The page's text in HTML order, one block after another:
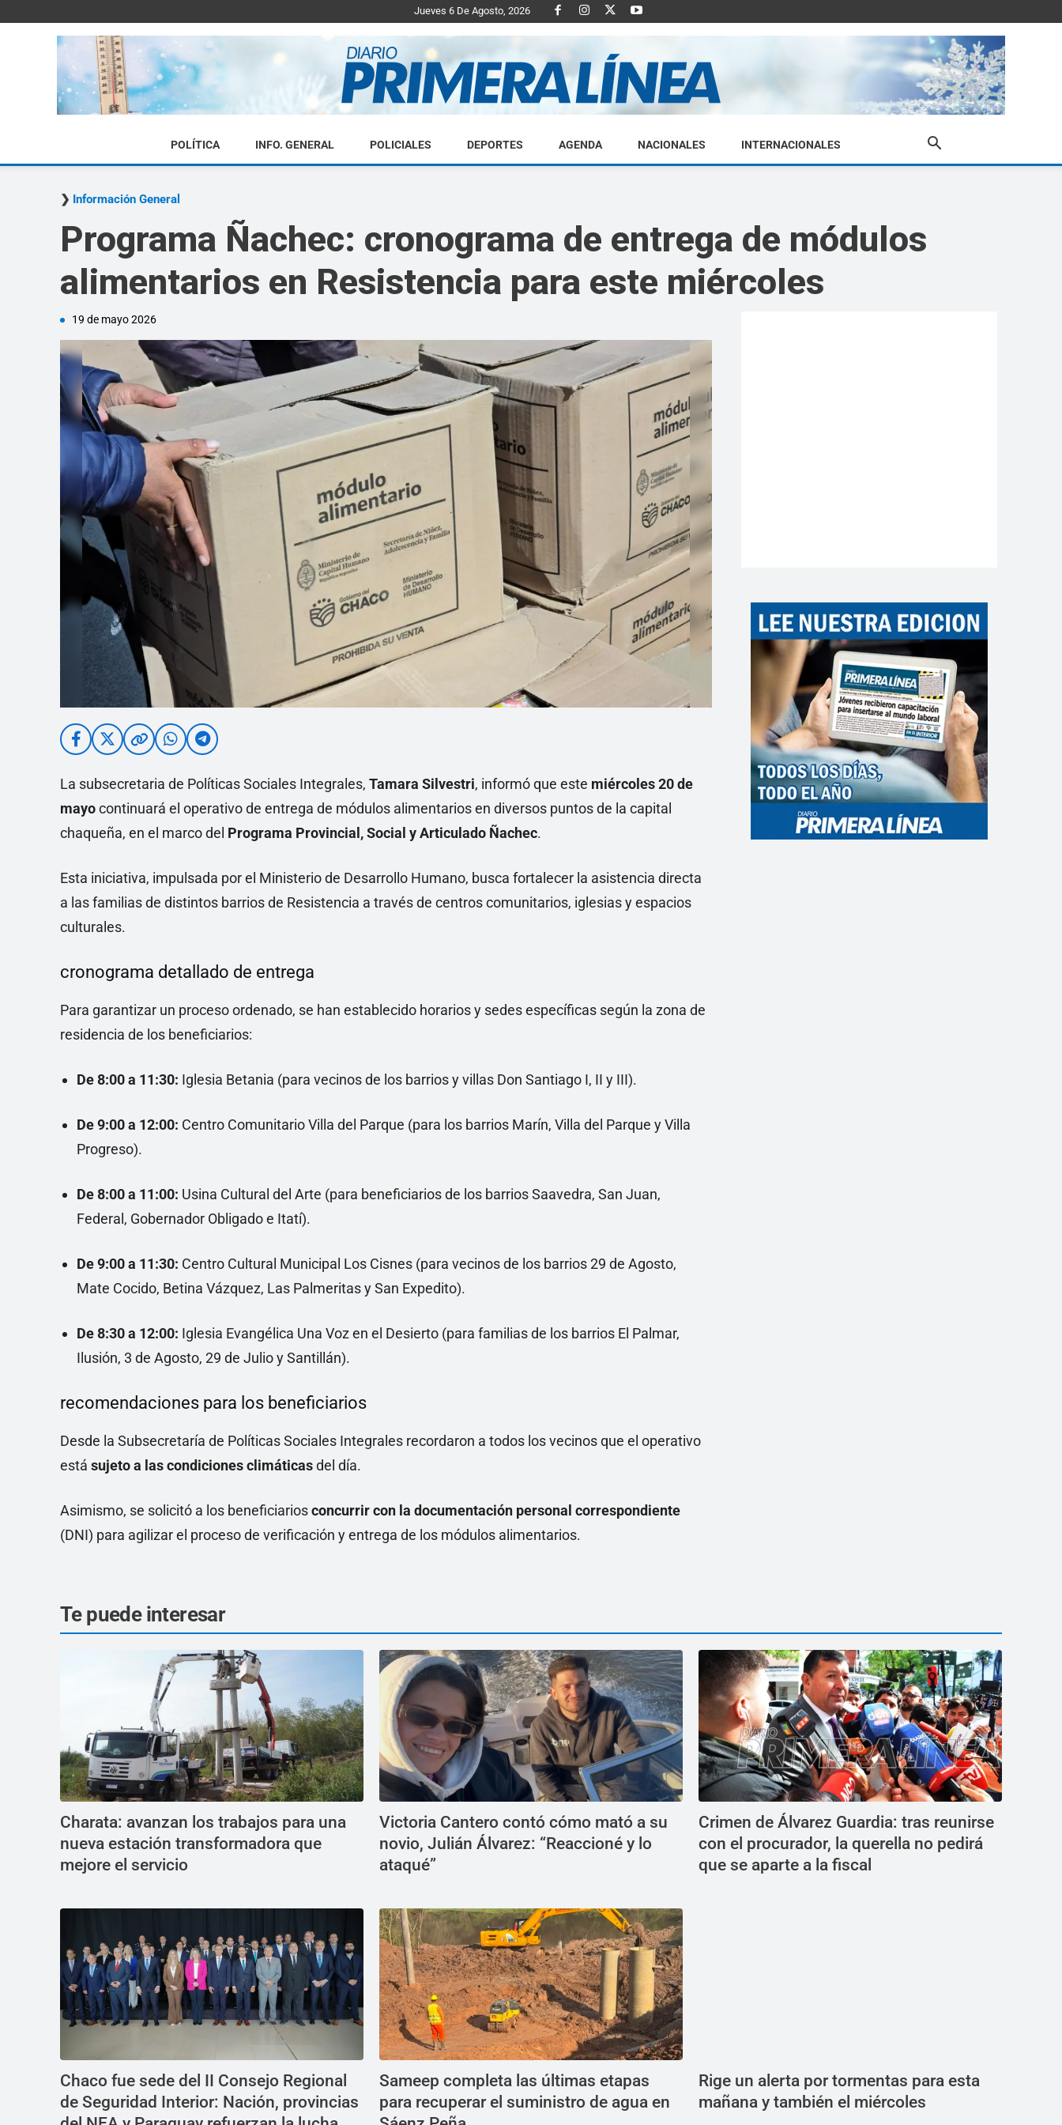
Jueves 6 De Agosto, 2026
Diario
POLÍTICA INFO. GENERAL POLICIALES DEPORTES AGENDA NACIONALES INTERNACIONALES
Información General
Programa Ñachec: cronograma de entrega de módulos
alimentarios en Resistencia para este miércoles
19 de mayo 2026
La subsecretaria de Políticas Sociales Integrales, Tamara Silvestri, informó que este miércoles 20 de
mayocontinuará el operativo de entrega de módulos alimentarios en diversos puntos de la capital
chaqueña, en el marco del Programa Provincial, Social y Articulado Ñachec.
Esta iniciativa, impulsada por el Ministerio de Desarrollo Humano, busca fortalecer la asistencia directa
a las familias de distintos barrios de Resistencia a través de centros comunitarios, iglesias y espacios
culturales.
cronograma detallado de entrega
Para garantizar un proceso ordenado, se han establecido horarios y sedes específicas según la zona de
residencia de los beneficiarios:
De 8:00 a 11:30: Iglesia Betania (para vecinos de los barrios y villas Don Santiago I, II y III).
De 9:00 a 12:00: Centro Comunitario Villa del Parque (para los barrios Marín, Villa del Parque y Villa
Progreso).
De 8:00 a 11:00: Usina Cultural del Arte (para beneficiarios de los barrios Saavedra, San Juan,
Federal, Gobernador Obligado e Itatí).
De 9:00 a 11:30: Centro Cultural Municipal Los Cisnes (para vecinos de los barrios 29 de Agosto,
Mate Cocido, Betina Vázquez, Las Palmeritas y San Expedito).
De 8:30 a 12:00: Iglesia Evangélica Una Voz en el Desierto (para familias de los barrios El Palmar,
Ilusión, 3 de Agosto, 29 de Julio y Santillán).
recomendaciones para los beneficiarios
Desde la Subsecretaría de Políticas Sociales Integrales recordaron a todos los vecinos que el operativo
está sujeto a las condiciones climáticasdel día.
Asimismo, se solicitó a los beneficiariosconcurrir con la documentación personal correspondiente
(DNI) para agilizar el proceso de verificación y entrega de los módulos alimentarios.
Te puede interesar
Charata: avanzan los trabajos para una
nueva estación transformadora que
mejore el servicio
Victoria Cantero contó cómo mató a su
novio, Julián Álvarez: “Reaccioné y lo
ataqué”
Crimen de Álvarez Guardia: tras reunirse
con el procurador, la querella no pedirá
que se aparte a la fiscal
Chaco fue sede del II Consejo Regional
de Seguridad Interior: Nación, provincias
Sameep completa las últimas etapas
para recuperar el suministro de agua en
Rige un alerta por tormentas para esta
mañana y también el miércoles